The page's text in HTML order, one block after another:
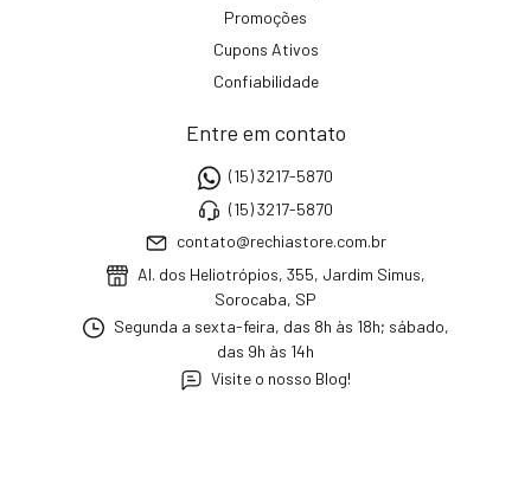
Promoções
Cupons Ativos
Confiabilidade
Entre em contato
(15) 3217-5870
(15) 3217-5870
contato@rechiastore.com.br
Al. dos Heliotrópios, 355, Jardim Simus,
Sorocaba, SP
Segunda a sexta-feira, das 8h às 18h; sábado,
das 9h às 14h
Visite o nosso Blog!